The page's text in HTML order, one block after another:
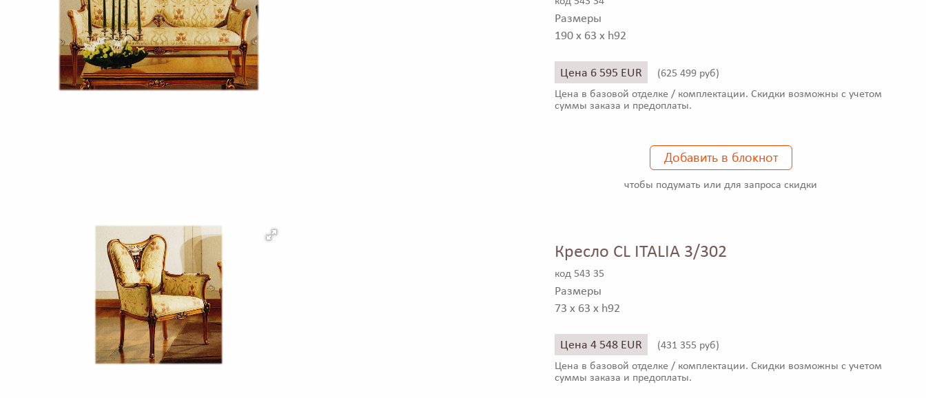
Размеры
190 x 63 x h92
Цена 6 595 EUR (625 499 руб)
Цена в базовой отделке / комплектации. Скидки возможны с учетом
суммы заказа и предоплаты.
Добавить в блокнот
чтобы подумать или для запроса скидки
Кресло CL ITALIA 3/302
код 543 35
Размеры
73 x 63 x h92
Цена 4 548 EUR (431 355 руб)
Цена в базовой отделке / комплектации. Скидки возможны с учетом
суммы заказа и предоплаты.